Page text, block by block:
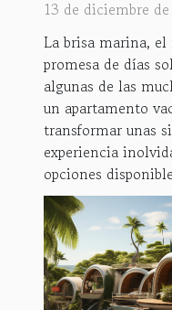
13 de diciembre
La brisa marina,
promesa de días
algunas de las
un apartamento
transformar unas
experiencia
opciones